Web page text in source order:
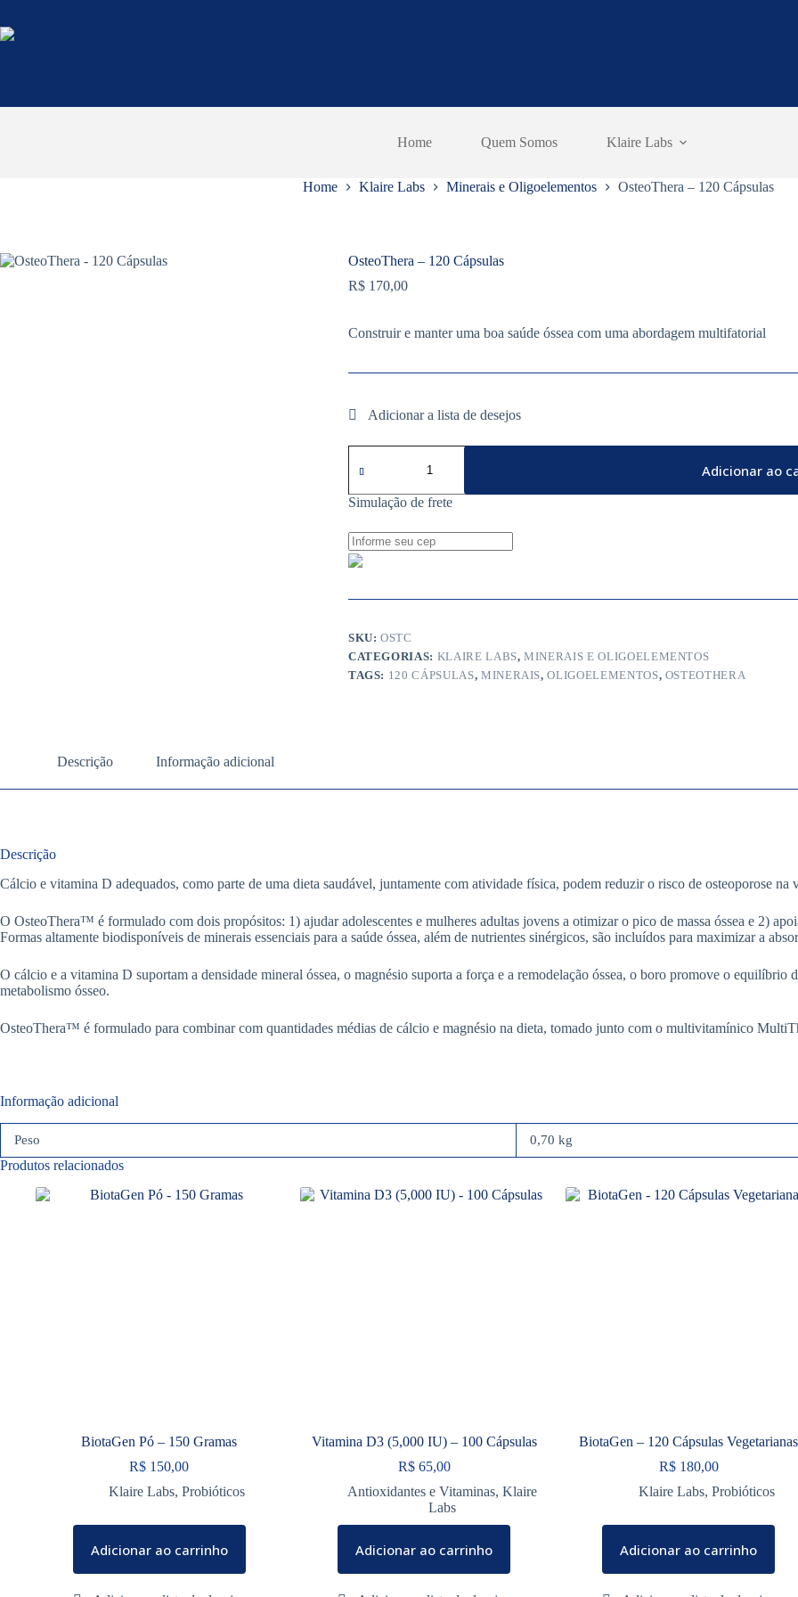
o
Home Quem Somos Klaire Labs
Home Klaire Labs Minerais e Oligoelementos OsteoThera – 120 Cápsulas
OsteoThera – 120 Cápsulas
R$170,00
Construir e manter uma boa saúde óssea com uma abordagem multifatorial
Cápsulas
quantidade
Adicionar ao
Simulação de frete
SKU:OSTC
CATEGORIAS: KLAIRE LABS,MINERAIS E OLIGOELEMENTOS
TAGS: 120 CÁPSULAS, MINERAIS,OLIGOELEMENTOS, OSTEOTHERA
Descrição Informação adicional
Descrição
Cálcio e vitamina D adequados, como parte de uma dieta saudável, juntamente com atividade física, podem reduzir o risco de osteoporose na
O OsteoThera™ é formulado com dois propósitos: 1) ajudar adolescentes e mulheres adultas jovens a otimizar o pico de massa óssea e 2)
Formas altamente biodisponíveis de minerais essenciais para a saúde óssea, além de nutrientes sinérgicos, são incluídos para maximizar a
O cálcio e a vitamina D suportam a densidade mineral óssea, o magnésio suporta a força e a remodelação óssea, o boro promove o equilíbrio
metabolismo ósseo.
OsteoThera™ é formulado para combinar com quantidades médias de cálcio e magnésio na dieta, tomado junto com o multivitamínico
Informação adicional
Peso 0,70 kg
Produtos relacionados
BiotaGen Pó – 150 Gramas
R$ 150,00
Klaire Labs,Probióticos
Adicionar ao carrinho
Vitamina D3 (5,000 IU) – 100 Cápsulas
R$65,00
Antioxidantes e Vitaminas, Klaire
Labs
Adicionar ao carrinho
BiotaGen – 120 Cápsulas Vegetarianas
R$180,00
Klaire Labs, Probióticos
Adicionar ao carrinho